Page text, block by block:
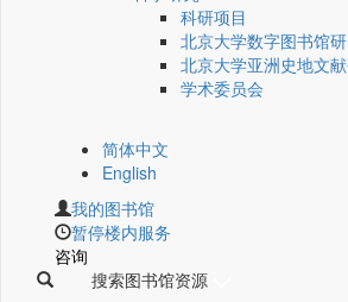
科研项目
北京大学数字图书馆
北京大学亚洲史地文
学术委员会
简体中文
English
我的图书馆
暂停楼内服务
咨询
搜索图书馆资源